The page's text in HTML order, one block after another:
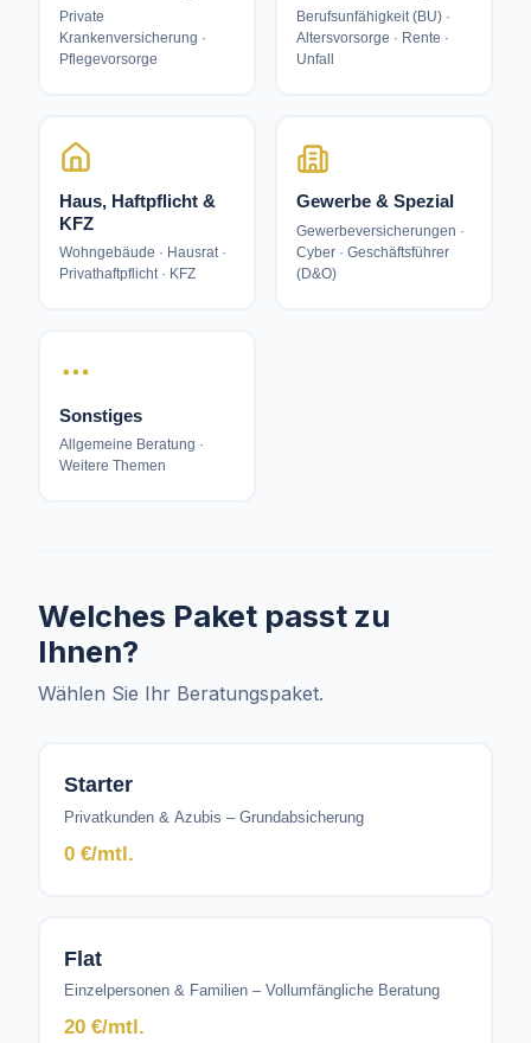
Private
Krankenversicherung ·
Pflegevorsorge
Berufsunfähigkeit (BU) ·
Altersvorsorge · Rente ·
Unfall
Haus, Haftpflicht &
KFZ
Wohngebäude · Hausrat ·
Privathaftpflicht · KFZ
Gewerbe & Spezial
Gewerbeversicherungen ·
Cyber · Geschäftsführer
(D&O)
Sonstiges
Allgemeine Beratung ·
Weitere Themen
Welches Paket passt zu
Ihnen?
Wählen Sie Ihr Beratungspaket.
Starter
Privatkunden & Azubis – Grundabsicherung
0 €/mtl.
Flat
Einzelpersonen & Familien – Vollumfängliche Beratung
20 €/mtl.